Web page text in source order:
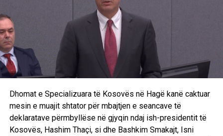
Dhomat e Specializuara të Kosovës në Hagë kanë caktuar
mesin e muajit shtator për mbajtjen e seancave të
deklaratave përmbyllëse në gjyqin ndaj ish-presidentit të
Kosovës, Hashim Thaçi, si dhe Bashkim Smakajt, Isni